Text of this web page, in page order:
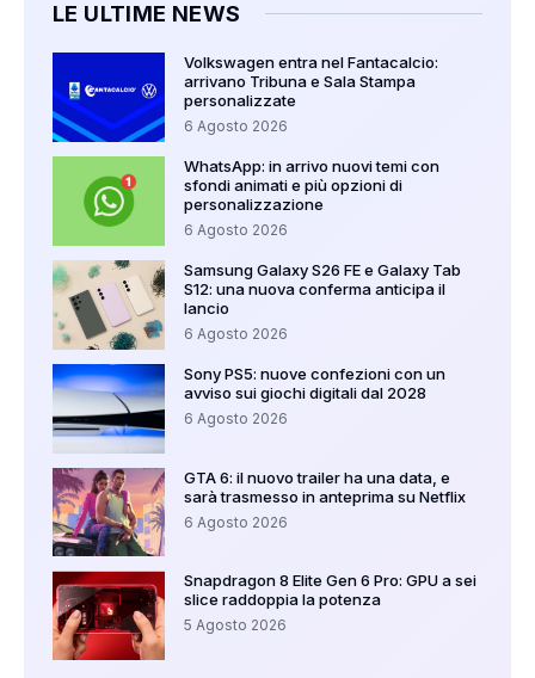
LE ULTIME NEWS
Volkswagen entra nel Fantacalcio:
arrivano Tribuna e Sala Stampa
personalizzate
6 Agosto 2026
WhatsApp: in arrivo nuovi temi con
sfondi animati e più opzioni di
personalizzazione
6 Agosto 2026
Samsung Galaxy S26 FE e Galaxy Tab
S12: una nuova conferma anticipa il
lancio
6 Agosto 2026
Sony PS5: nuove confezioni con un
avviso sui giochi digitali dal 2028
6 Agosto 2026
GTA 6: il nuovo trailer ha una data, e
sarà trasmesso in anteprima su Netflix
6 Agosto 2026
Snapdragon 8 Elite Gen 6 Pro: GPU a sei
slice raddoppia la potenza
5 Agosto 2026